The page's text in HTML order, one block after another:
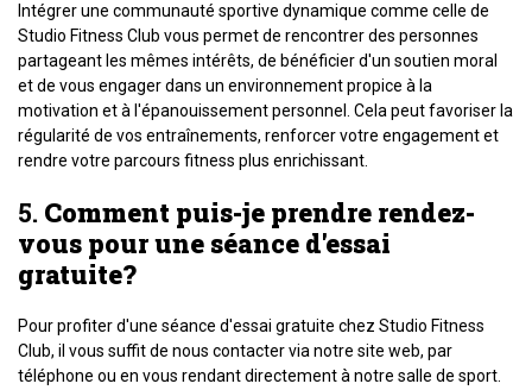
Intégrer une communauté sportive dynamique comme celle de
Studio Fitness Club vous permet de rencontrer des personnes
partageant les mêmes intérêts, de bénéficier d'un soutien moral
et de vous engager dans un environnement propice à la
motivation et à l'épanouissement personnel. Cela peut favoriser la
régularité de vos entraînements, renforcer votre engagement et
rendre votre parcours fitness plus enrichissant.
5. Comment puis-je prendre rendez-
vous pour une séance d'essai
gratuite?
Pour profiter d'une séance d'essai gratuite chez Studio Fitness
Club, il vous suffit de nous contacter via notre site web, par
téléphone ou en vous rendant directement à notre salle de sport.